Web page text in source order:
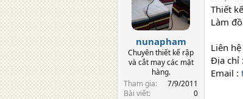
ă
n
g
nunapham
Chuyên thiết kế rập
và cắt may các mặt
hàng.
Tham gia
7/9/2011
Bài viết
0
Thiết
Làm
Liên
Địa chỉ
Email :